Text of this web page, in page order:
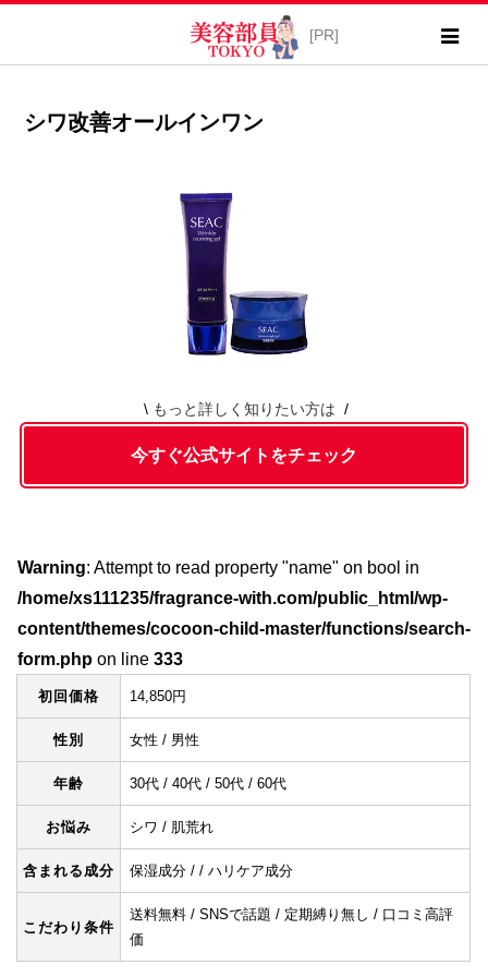
シワ改善オールインワン
もっと詳しく知りたい方は
今すぐ公式サイトをチェック
Warning: Attempt to read property "name" on bool in
/home/xs111235/fragrance-with.com/public_html/wp-
content/themes/cocoon-child-master/functions/search-
form.php on line 333
初回価格 14,850円
性別 女性 / 男性
年齢 30代 / 40代 / 50代 / 60代
お悩み シワ / 肌荒れ
含まれる成分 保湿成分 / / ハリケア成分
こだわり条件
送料無料 / SNSで話題 / 定期縛り無し / 口コミ高評
価